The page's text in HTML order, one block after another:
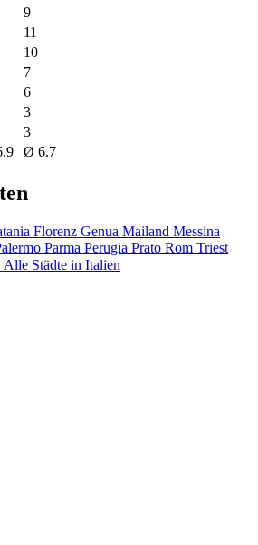
9
11
10
7
6
3
3
Ø 6.7
Florenz Genua Mailand Messina
Parma Perugia Prato Rom Triest
Städte in Italien